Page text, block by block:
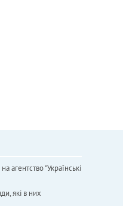
агентство "Українськi
які в них